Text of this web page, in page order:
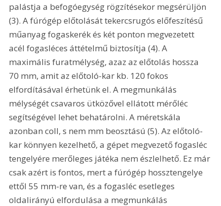
palástja a befogóegység rögzítésekor megsérüljön
(3). A fúrógép előtolását tekercsrugós előfeszítésű
műanyag fogaskerék és két ponton megvezetett
acél fogasléces áttételmű biztosítja (4). A
maximális furatmélység, azaz az előtolás hossza
70 mm, amit az előtoló-kar kb. 120 fokos
elfordításával érhetünk el. A megmunkálás
mélységét csavaros ütközővel ellátott mérőléc
segítségével lehet behatárolni. A méretskála
azonban coll, s nem mm beosztású (5). Az előtoló-
kar könnyen kezelhető, a gépet megvezető fogasléc
tengelyére merőleges játéka nem észlelhető. Ez már
csak azért is fontos, mert a fúrógép hossztengelye
ettől 55 mm-re van, és a fogasléc esetleges
oldalirányú elfordulása a megmunkálás